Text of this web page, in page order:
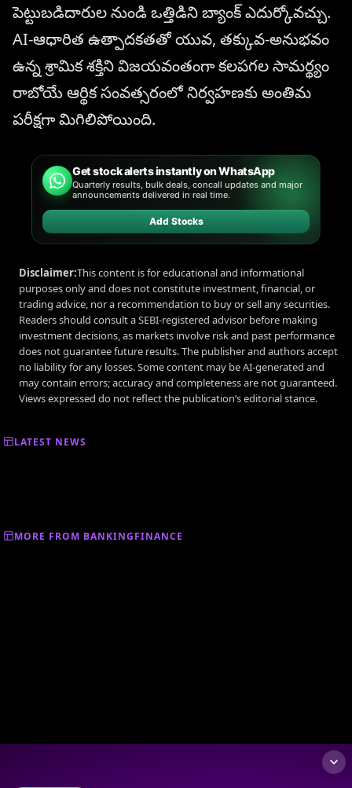
పెట్టుబడిదారుల నుండి ఒత్తిడిని బ్యాంక్ ఎదుర్కోవచ్చు.
AI-ఆధారిత ఉత్పాదకతతో యువ, తక్కువ-అనుభవం
ఉన్న శ్రామిక శక్తిని విజయవంతంగా కలపగల సామర్థ్యం
రాబోయే ఆర్థిక సంవత్సరంలో నిర్వహణకు అంతిమ
పరీక్షగా మిగిలిపోయింది.
Get stock alerts instantly on WhatsApp
Quarterly results, bulk deals, concall updates and major
announcements delivered in real time.
Add Stocks
Disclaimer:This content is for educational and informational
purposes only and does not constitute investment, financial, or
trading advice, nor a recommendation to buy or sell any securities.
Readers should consult a SEBI-registered advisor before making
investment decisions, as markets involve risk and past performance
does not guarantee future results. The publisher and authors accept
no liability for any losses. Some content may be AI-generated and
may contain errors; accuracy and completeness are not guaranteed.
Views expressed do not reflect the publication’s editorial stance.
LATEST NEWS
MORE FROM BANKINGFINANCE